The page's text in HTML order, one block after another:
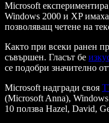
Microsoft
Windows 2000 и XP
позволяващ четене на
Както при всеки ранен
съвършен. Гласът бе
се подобри значително
Microsoft надгради своя
(Microsoft Anna),
10 ползва Hazel, David,